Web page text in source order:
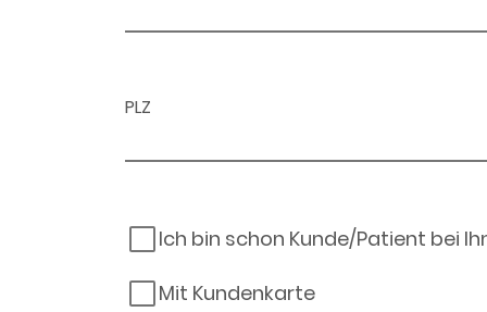
PLZ
Ich bin schon Kunde/Patient bei
Mit Kundenkarte